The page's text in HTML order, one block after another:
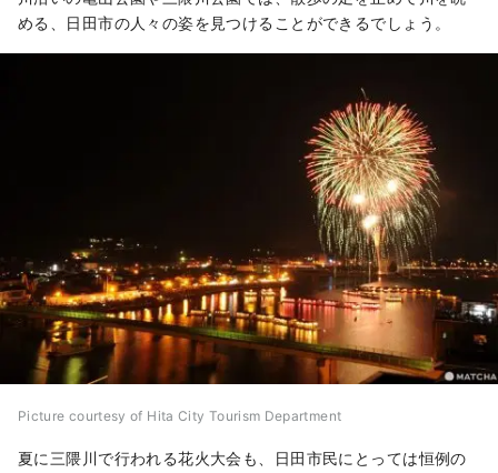
める、日田市の人々の姿を見つけることができるでしょう。
Picture courtesy of Hita City Tourism Department
夏に三隈川で行われる花火大会も、日田市民にとっては恒例の